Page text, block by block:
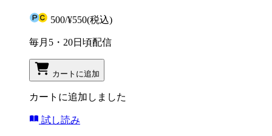
500/¥550(税込)
毎月5・20日頃配信
カートに追加
カートに追加しました
試し読み